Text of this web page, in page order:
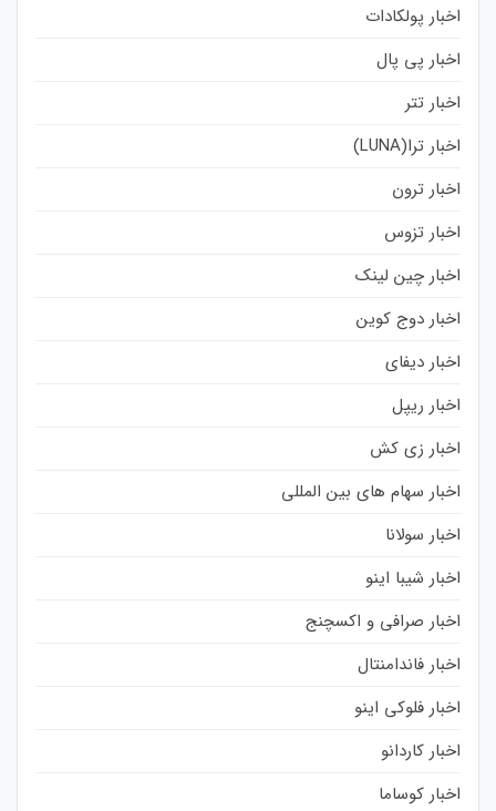
اخبار پولکادات
اخبار پی پال
اخبار تتر
اخبار ترا(LUNA)
اخبار ترون
اخبار تزوس
اخبار چین لینک
اخبار دوج کوین
اخبار دیفای
اخبار ریپل
اخبار زی کش
اخبار سهام های بین المللی
اخبار سولانا
اخبار شیبا اینو
اخبار صرافی و اکسچنج
اخبار فاندامنتال
اخبار فلوکی اینو
اخبار کاردانو
اخبار کوساما